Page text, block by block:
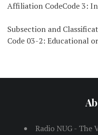
Affiliation CodeCode 3:
Subsection and
Code 03-2: Educational
Radio NUG - The